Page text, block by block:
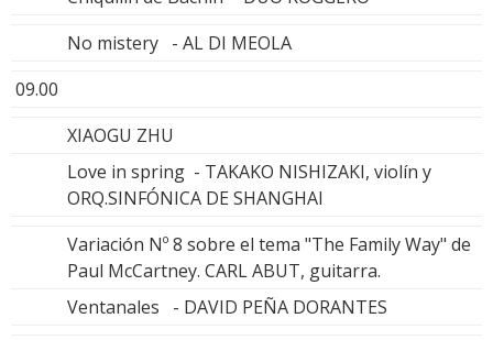
No mistery - AL DI MEOLA
09.00
XIAOGU ZHU
Love in spring - TAKAKO NISHIZAKI, violín y
ORQ.SINFÓNICA DE SHANGHAI
Variación Nº 8 sobre el tema "The Family Way" de
Paul McCartney. CARL ABUT, guitarra.
Ventanales - DAVID PEÑA DORANTES